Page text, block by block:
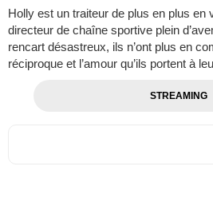
Holly est un traiteur de plus en plus en
directeur de chaîne sportive plein
rencart désastreux, ils n’ont plus en
réciproque et l’amour qu’ils portent à
STREAMING